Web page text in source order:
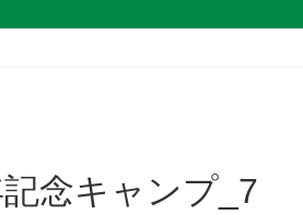
記念キャンプ_7